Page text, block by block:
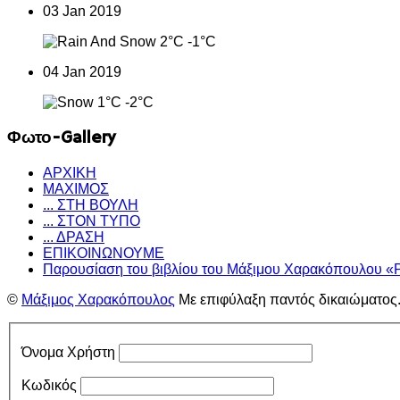
03 Jan 2019
2°C -1°C
04 Jan 2019
1°C -2°C
Φωτο-Gallery
ΑΡΧΙΚΗ
ΜΑΧΙΜΟΣ
... ΣΤΗ ΒΟΥΛΗ
... ΣΤΟΝ ΤΥΠΟ
... ΔΡΑΣΗ
ΕΠΙΚΟΙΝΩΝΟΥΜΕ
Παρουσίαση του βιβλίου του Μάξιμου Χαρακόπουλου
© Μάξιμος Χαρακόπουλος Με επιφύλαξη παντός δικαιώματος.
Όνομα Χρήστη
Κωδικός